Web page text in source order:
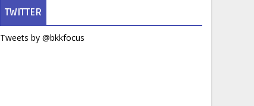
TWITTER
Tweets by @bkkfocus